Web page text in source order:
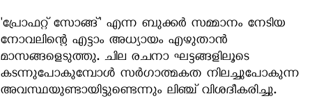
'പ്രോഫറ്റ് സോങ്ങ്' എന്ന ബുക്കർ സമ്മാനം നേടിയ
നോവലിന്റെ എട്ടാം അധ്യായം എഴുതാൻ
മാസങ്ങളെടുത്തു. ചില രചനാ ഘട്ടങ്ങളിലൂടെ
കടന്നുപോകുമ്പോൾ സർഗാത്മകത നിലച്ചുപോകുന്ന
അവസ്ഥയുണ്ടായിട്ടുണ്ടെന്നും ലിഞ്ച് വിശദീകരിച്ചു.